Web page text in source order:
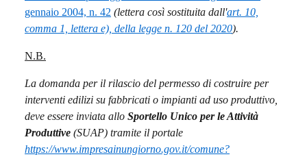
gennaio 2004, n. 42 (lettera così sostituita dall'art. 10,
comma 1, lettera e), della legge n. 120 del 2020).
N.B.
La domanda per il rilascio del permesso di costruire per
interventi edilizi su fabbricati o impianti ad uso produttivo,
deve essere inviata allo Sportello Unico per le Attività
Produttive (SUAP) tramite il portale
https://www.impresainungiorno.gov.it/comune?